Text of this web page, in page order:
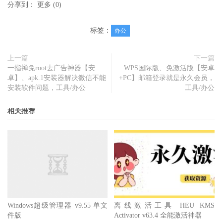
分享到： 更多 (0)
标签： 办公
上一篇
一指禅免root去广告神器【安
卓】、apk.1安装器解决微信不能
安装软件问题，工具/办公
下一篇
WPS国际版、免激活版【安卓
+PC】邮箱登录就是永久会员，
工具/办公
相关推荐
Windows超级管理器 v9.55 单文
件版
离线激活工具 HEU KMS
Activator v63.4 全能激活神器